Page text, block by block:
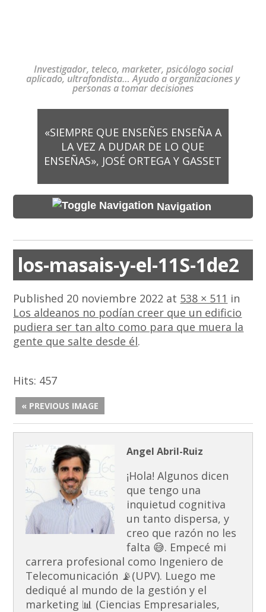
Investigador, teleco, marketer, psicólogo social
aplicado, ultrafondista… Ayudo a organizaciones y
personas a tomar decisiones
«SIEMPRE QUE ENSEÑES ENSEÑA A
LA VEZ A DUDAR DE LO QUE
ENSEÑAS», JOSÉ ORTEGA Y GASSET
Navigation
los-masais-y-el-11S-1de2
Published 20 noviembre 2022 at 538 × 511 in
Los aldeanos no podían creer que un edificio
pudiera ser tan alto como para que muera la
gente que salte desde él.
Hits: 457
« PREVIOUS IMAGE
Angel Abril-Ruiz
¡Hola! Algunos dicen
que tengo una
inquietud cognitiva
un tanto dispersa, y
creo que razón no les
falta 😅. Empecé mi
carrera profesional como Ingeniero de
Telecomunicación 📡(UPV). Luego me
dediqué al mundo de la gestión y el
marketing 📊 (Ciencias Empresariales,